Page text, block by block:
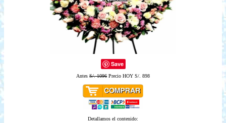
Save
Antes S/. 1096 Precio HOY S/. 898
Detallamos el contenido: